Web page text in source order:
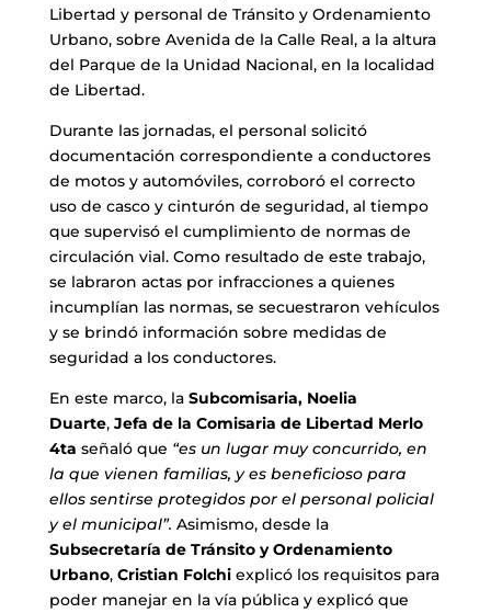
Libertad y personal de Tránsito y Ordenamiento
Urbano, sobre Avenida de la Calle Real, a la altura
del Parque de la Unidad Nacional, en la localidad
de Libertad.
Durante las jornadas, el personal solicitó
documentación correspondiente a conductores
de motos y automóviles, corroboró el correcto
uso de casco y cinturón de seguridad, al tiempo
que supervisó el cumplimiento de normas de
circulación vial. Como resultado de este trabajo,
se labraron actas por infracciones a quienes
incumplían las normas, se secuestraron vehículos
y se brindó información sobre medidas de
seguridad a los conductores.
En este marco, la Subcomisaria, Noelia
Duarte, Jefa de la Comisaria de Libertad Merlo
4ta señaló que “es un lugar muy concurrido, en
la que vienen familias, y es beneficioso para
ellos sentirse protegidos por el personal policial
y el municipal”. Asimismo, desde la
Subsecretaría de Tránsito y Ordenamiento
Urbano, Cristian Folchiexplicó los requisitos para
poder manejar en la vía pública y explicó que